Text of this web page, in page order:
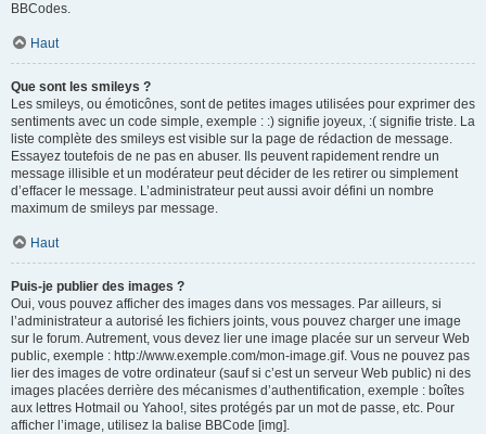
BBCodes.
Haut
Que sont les smileys ?
Les smileys, ou émoticônes, sont de petites images utilisées pour exprimer des
sentiments avec un code simple, exemple : :) signifie joyeux, :( signifie triste. La
liste complète des smileys est visible sur la page de rédaction de message.
Essayez toutefois de ne pas en abuser. Ils peuvent rapidement rendre un
message illisible et un modérateur peut décider de les retirer ou simplement
d’effacer le message. L’administrateur peut aussi avoir défini un nombre
maximum de smileys par message.
Haut
Puis-je publier des images ?
Oui, vous pouvez afficher des images dans vos messages. Par ailleurs, si
l’administrateur a autorisé les fichiers joints, vous pouvez charger une image
sur le forum. Autrement, vous devez lier une image placée sur un serveur Web
public, exemple : http://www.exemple.com/mon-image.gif. Vous ne pouvez pas
lier des images de votre ordinateur (sauf si c’est un serveur Web public) ni des
images placées derrière des mécanismes d’authentification, exemple : boîtes
aux lettres Hotmail ou Yahoo!, sites protégés par un mot de passe, etc. Pour
afficher l’image, utilisez la balise BBCode [img].